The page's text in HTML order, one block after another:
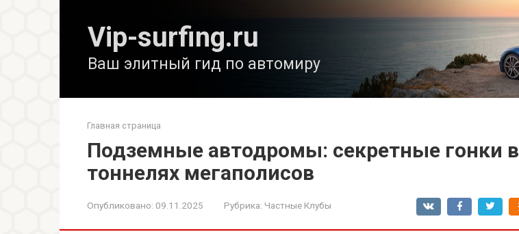
Vip-surfing.ru
Ваш элитный гид по автомиру
Главная страница
Подземные автодромы: секретные гонки в
тоннелях мегаполисов
Опубликовано: 09.11.2025 Рубрика: Частные Клубы